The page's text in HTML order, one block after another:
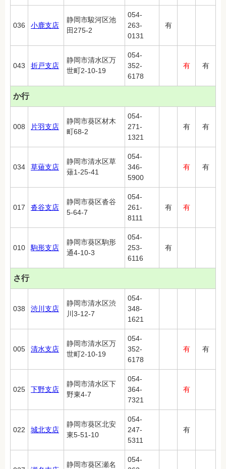
036 小鹿支店
静岡市駿河区池
田275-2
054-
263-
0131
有
043 折戸支店
静岡市清水区万
世町2-10-19
054-
352-
6178
有 有
か行
008 片羽支店
静岡市葵区材木
町68-2
054-
271-
1321
有 有
034 草薙支店
静岡市清水区草
薙1-25-41
054-
346-
5900
有 有
017 沓谷支店
静岡市葵区沓谷
5-64-7
054-
261-
8111
有 有
010 駒形支店
静岡市葵区駒形
通4-10-3
054-
253-
6116
有
さ行
038 渋川支店
静岡市清水区渋
川3-12-7
054-
348-
1621
005 清水支店
静岡市清水区万
世町2-10-19
054-
352-
6178
有 有
025 下野支店
静岡市清水区下
野東4-7
054-
364-
7321
有
022 城北支店
静岡市葵区北安
東5-51-10
054-
247-
5311
有
静岡市葵区瀬名
054-